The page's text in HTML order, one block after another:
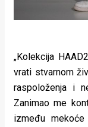
„Kolekcija
vrati stvarnom
raspoloženja i
Zanimao me
između